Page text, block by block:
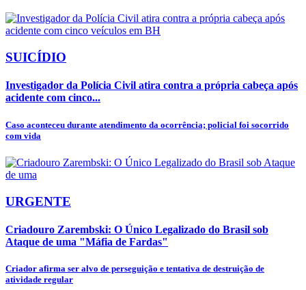
SUICÍDIO
Investigador da Polícia Civil atira contra a própria cabeça após
acidente com cinco...
Caso aconteceu durante atendimento da ocorrência; policial foi socorrido
com vida
URGENTE
Criadouro Zarembski: O Único Legalizado do Brasil sob
Ataque de uma "Máfia de Fardas"
Criador afirma ser alvo de perseguição e tentativa de destruição de
atividade regular